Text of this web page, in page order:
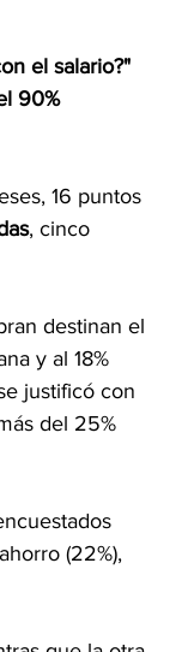
el salario?"
90%
16 puntos
, cinco
destinan el
y al 18%
justificó con
del 25%
(22%),